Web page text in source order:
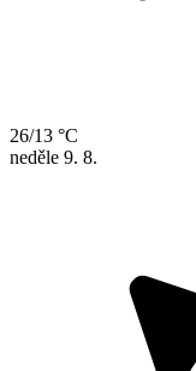
26/13 °C
neděle 9. 8.